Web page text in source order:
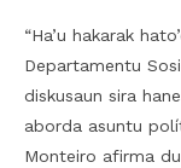
“Ha’u hakarak
Departamentu
diskusaun sira
aborda asuntu
Monteiro afirma